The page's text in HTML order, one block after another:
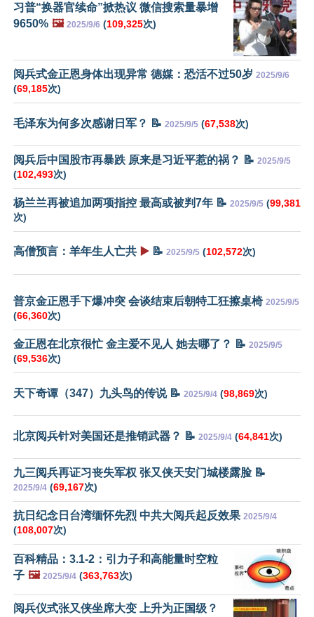
习普“换器官续命”掀热议 微信搜索量暴增
9650% 🖼️ 2025/9/6 (109,325次)
阅兵式金正恩身体出现异常 德媒：恐活不过50岁 2025/9/6
(69,185次)
毛泽东为何多次感谢日军？ 📝 2025/9/5 (67,538次)
阅兵后中国股市再暴跌 原来是习近平惹的祸？ 📝 2025/9/5
(102,493次)
杨兰兰再被追加两项指控 最高或被判7年 📝 2025/9/5 (99,381
次)
高僧预言：羊年生人亡共 ▶️ 📝 2025/9/5 (102,572次)
普京金正恩手下爆冲突 会谈结束后朝特工狂擦桌椅 2025/9/5
(66,360次)
金正恩在北京很忙 金主爱不见人 她去哪了？ 📝 2025/9/5
(69,536次)
天下奇谭（347）九头鸟的传说 📝 2025/9/4 (98,869次)
北京阅兵针对美国还是推销武器？ 📝 2025/9/4 (64,841次)
九三阅兵再证习丧失军权 张又侠天安门城楼露脸 📝
2025/9/4 (69,167次)
抗日纪念日台湾缅怀先烈 中共大阅兵起反效果 2025/9/4
(108,007次)
百科精品：3.1-2：引力子和高能量时空粒
子 🖼️ 2025/9/4 (363,763次)
阅兵仪式张又侠坐席大变 上升为正国级？